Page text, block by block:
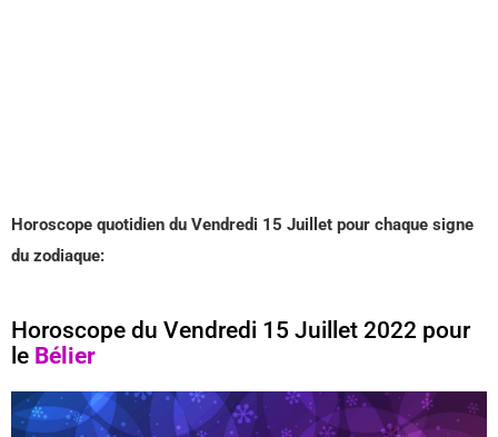
Horoscope quotidien du Vendredi 15 Juillet pour chaque signe
du zodiaque:
Horoscope du Vendredi 15 Juillet 2022 pour
le Bélier